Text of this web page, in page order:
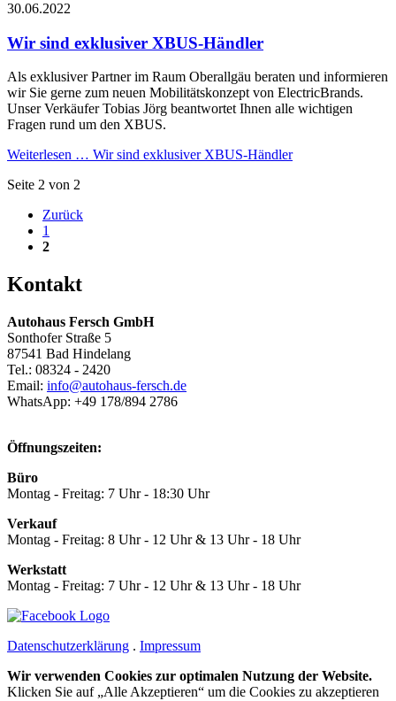
30.06.2022
Wir sind exklusiver XBUS-Händler
Als exklusiver Partner im Raum Oberallgäu beraten und informieren
wir Sie gerne zum neuen Mobilitätskonzept von ElectricBrands.
Unser Verkäufer Tobias Jörg beantwortet Ihnen alle wichtigen
Fragen rund um den XBUS.
Weiterlesen … Wir sind exklusiver XBUS-Händler
Seite 2 von 2
Zurück
1
2
Kontakt
Autohaus Fersch GmbH
Sonthofer Straße 5
87541 Bad Hindelang
Tel.: 08324 - 2420
Email: info@autohaus-fersch.de
WhatsApp: +49 178/894 2786
Öffnungszeiten:
Büro
Montag - Freitag: 7 Uhr - 18:30 Uhr
Verkauf
Montag - Freitag: 8 Uhr - 12 Uhr & 13 Uhr - 18 Uhr
Werkstatt
Montag - Freitag: 7 Uhr - 12 Uhr & 13 Uhr - 18 Uhr
Datenschutzerklärung . Impressum
Wir verwenden Cookies zur optimalen Nutzung der Website.
Klicken Sie auf „Alle Akzeptieren“ um die Cookies zu akzeptieren